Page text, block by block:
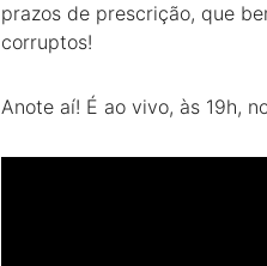
prazos de prescrição, que
corruptos!
Anote aí! É ao vivo, às 19h,